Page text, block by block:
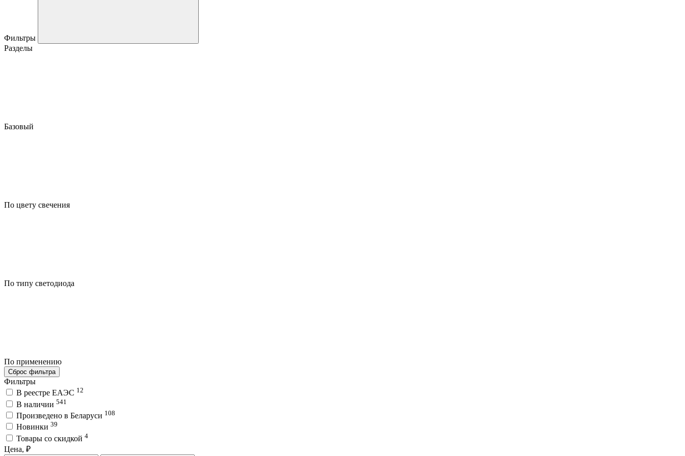
Фильтры
Разделы
Базовый
По цвету свечения
По типу светодиода
По применению
Сброс фильтра
Фильтры
В реестре ЕАЭС 12
В наличии 541
Произведено в Беларуси 108
Новинки 39
Товары со скидкой 4
Цена, ₽